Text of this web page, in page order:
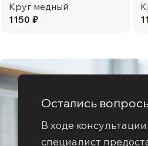
Круг медный
1150 ₽
Остались
В ходе
специалист